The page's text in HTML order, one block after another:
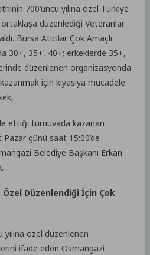
700’üncü yılına özel Türkiye
düzenlediği Veteranlar
Bursa Atıcılar Çok Amaçlı
30+, 35+, 40+; erkeklerde 35+,
düzenlenen organizasyonda
için kıyasıya mücadele
ettiği turnuvada kazanan
günü saat 15:00’de
Belediye Başkanı Erkan
Özel Düzenlendiği İçin Çok
yılına özel düzenlenen
ifade eden Osmangazi